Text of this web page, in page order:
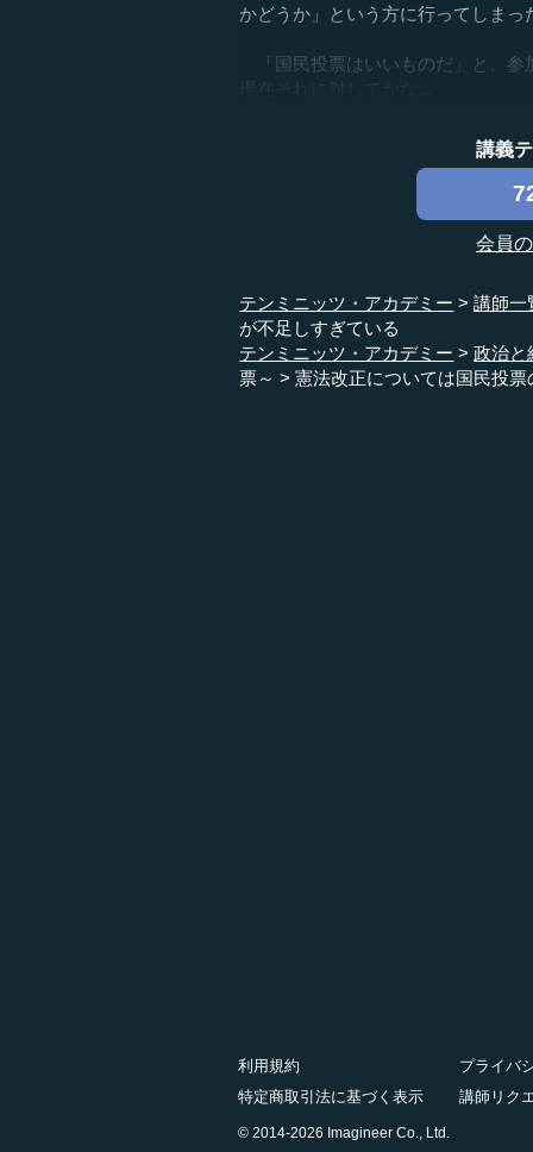
かどうか」という方に行ってしまっ
「国民投票はいいものだ」と、参
講義
会員
テンミニッツ・アカデミー 講師一
が不足しすぎている
テンミニッツ・アカデミー
政治と
票～
憲法改正については国民投
利用規約 プライバ
特定商取引法に基づく表示
講師リク
© 2014-2026 Imagineer Co., Ltd.